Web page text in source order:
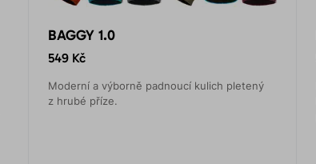
BAGGY 1.0
549 Kč
Moderní a výborně padnoucí kulich pletený
z hrubé příze.